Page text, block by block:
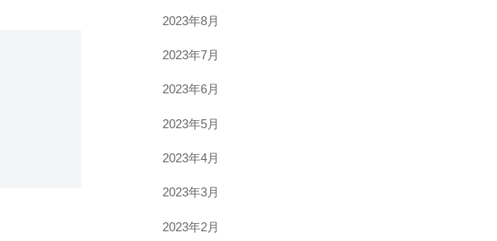
2023年8月
2023年7月
2023年6月
2023年5月
2023年4月
2023年3月
2023年2月